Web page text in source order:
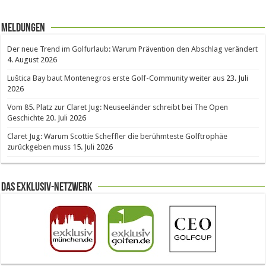
Meldungen
Der neue Trend im Golfurlaub: Warum Prävention den Abschlag verändert
4. August 2026
Luštica Bay baut Montenegros erste Golf-Community weiter aus 23. Juli
2026
Vom 85. Platz zur Claret Jug: Neuseeländer schreibt bei The Open
Geschichte 20. Juli 2026
Claret Jug: Warum Scottie Scheffler die berühmteste Golftrophäe
zurückgeben muss 15. Juli 2026
Das Exklusiv-Netzwerk